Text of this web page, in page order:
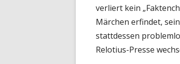
verliert kein
Märchen erfindet,
stattdessen
Relotius-Presse